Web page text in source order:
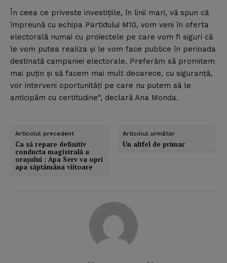
În ceea ce priveste investiţiile, în linii mari, vă spun că
împreună cu echipa Partidului M10, vom veni în oferta
electorală numai cu proiectele pe care vom fi siguri că
le vom putea realiza şi le vom face publice în perioada
destinată campaniei electorale. Preferăm să promitem
mai puţin şi să facem mai mult deoarece, cu siguranţă,
vor interveni oportunităţi pe care nu putem să le
anticipăm cu certitudine“, declară Ana Monda.
Articolul precedent
Ca să repare definitiv
conducta magistrală a
oraşului : Apa Serv va opri
apa săptămâna viitoare
Articolul următor
Un altfel de primar